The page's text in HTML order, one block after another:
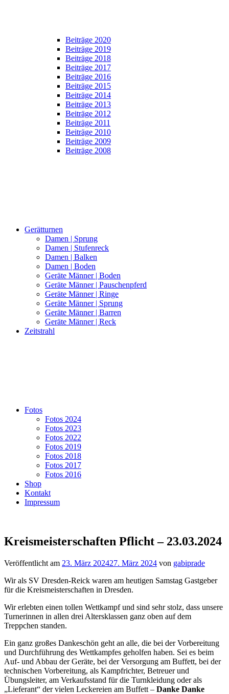
Beiträge 2020
Beiträge 2019
Beiträge 2018
Beiträge 2017
Beiträge 2016
Beiträge 2015
Beiträge 2014
Beiträge 2013
Beiträge 2012
Beiträge 2011
Beiträge 2010
Beiträge 2009
Beiträge 2008
Gerätturnen
Damen | Sprung
Damen | Stufenreck
Damen | Balken
Damen | Boden
Geräte Männer | Boden
Geräte Männer | Pauschenpferd
Geräte Männer | Ringe
Geräte Männer | Sprung
Geräte Männer | Barren
Geräte Männer | Reck
Zeitstrahl
Fotos
Fotos 2024
Fotos 2023
Fotos 2022
Fotos 2019
Fotos 2018
Fotos 2017
Fotos 2016
Shop
Kontakt
Impressum
Kreismeisterschaften Pflicht – 23.03.2024
Veröffentlicht am 23. März 202427. März 2024 von gabiprade
Wir als SV Dresden-Reick waren am heutigen Samstag Gastgeber
für die Kreismeisterschaften in Dresden.
Wir erlebten einen tollen Wettkampf und sind sehr stolz, dass unsere
Turnerinnen in allen drei Altersklassen ganz oben auf dem
Treppchen standen.
Ein ganz großes Dankeschön geht an alle, die bei der Vorbereitung
und Durchführung des Wettkampfes geholfen haben. Sei es beim
Auf- und Abbau der Geräte, bei der Versorgung am Buffett, bei der
technischen Vorbereitung, als Kampfrichter, Betreuer und
Übungsleiter, am Verkaufsstand für die Turnkleidung oder als
„Lieferant“ der vielen Leckereien am Buffett – Danke Danke